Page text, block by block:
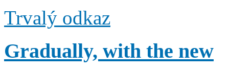
Trvalý odkaz
Gradually, with the new